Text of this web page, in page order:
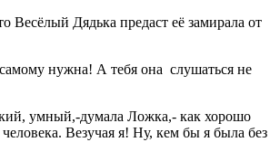
Весёлый Дядька предаст её замирала от
нужна! А тебя она слушаться не
умный,-думала Ложка,- как хорошо
Везучая я! Ну, кем бы я была без